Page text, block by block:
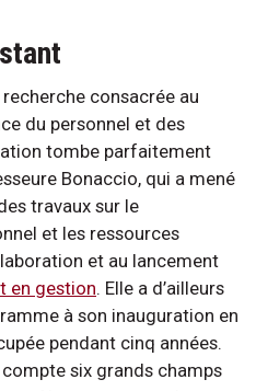
recherche consacrée au
du personnel et des
tombe parfaitement
Bonaccio, qui a mené
travaux sur le
et les ressources
et au lancement
en gestion. Elle a d’ailleurs
à son inauguration en
pendant cinq années.
six grands champs